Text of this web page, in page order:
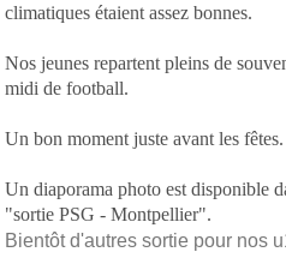
climatiques étaient assez bonnes.
Nos jeunes repartent pleins de
midi de football.
Un bon moment juste avant les fêtes.
Un diaporama photo est disponible
"sortie PSG - Montpellier".
Bientôt d'autres sortie pour nos